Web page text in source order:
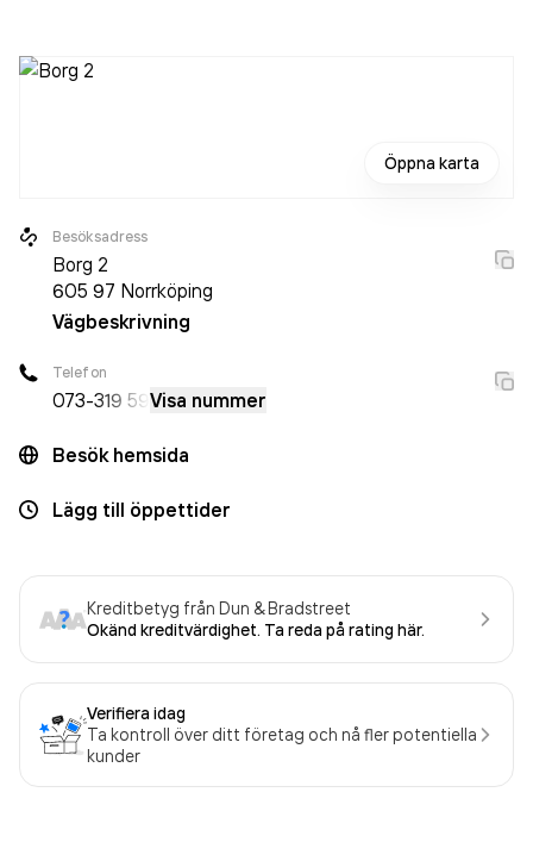
2012. Bygg & Industrigolv i Östergötland AB
Öppna karta
Besöksadress
Borg 2
605 97 Norrköping
Vägbeskrivning
Telefon
073-319 59 Visa nummer
Besök hemsida
Lägg till öppettider
Kreditbetyg från Dun & Bradstreet
Okänd kreditvärdighet. Ta reda på rating här.
Verifiera idag
Ta kontroll över ditt företag och nå fler potentiella
kunder